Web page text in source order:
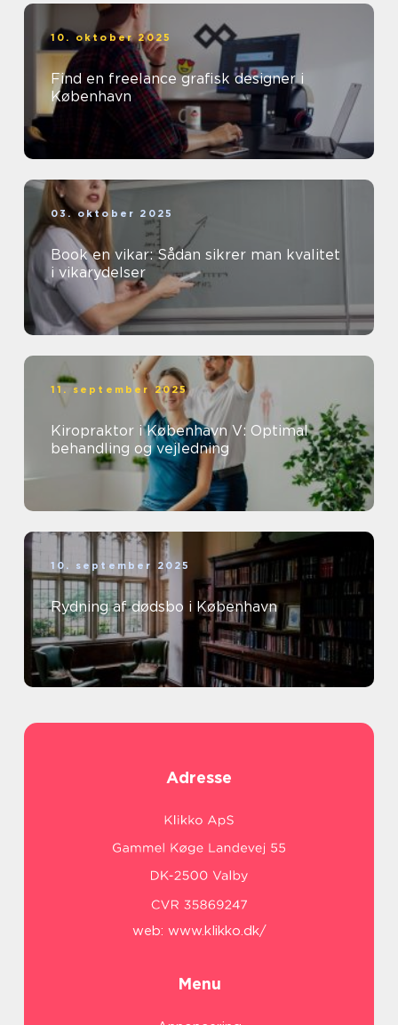
10. oktober 2025
Find en freelance grafisk designer i
København
03. oktober 2025
Book en vikar: Sådan sikrer man kvalitet
i vikarydelser
11. september 2025
Kiropraktor i København V: Optimal
behandling og vejledning
10. september 2025
Rydning af dødsbo i København
Adresse
web: www.klikko.dk/
Menu